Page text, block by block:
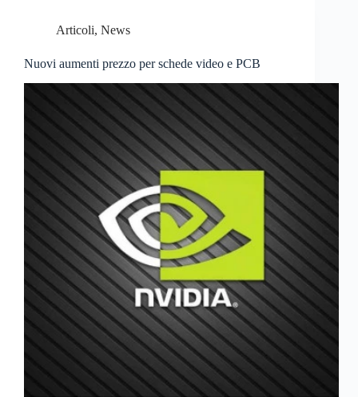
Articoli, News
Nuovi aumenti prezzo per schede video e PCB